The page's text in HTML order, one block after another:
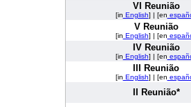
VI Reunião
[in English] | [en
V Reunião
[in English] | [en
IV Reunião
[in English] | [en
III Reunião
[in English] | [en
II Reunião*